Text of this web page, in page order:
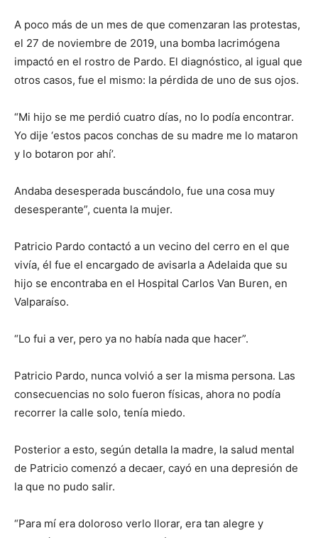
A poco más de un mes de que comenzaran las protestas,
el 27 de noviembre de 2019, una bomba lacrimógena
impactó en el rostro de Pardo. El diagnóstico, al igual que
otros casos, fue el mismo: la pérdida de uno de sus ojos.
“Mi hijo se me perdió cuatro días, no lo podía encontrar.
Yo dije ‘estos pacos conchas de su madre me lo mataron
y lo botaron por ahí’.
Andaba desesperada buscándolo, fue una cosa muy
desesperante”, cuenta la mujer.
Patricio Pardo contactó a un vecino del cerro en el que
vivía, él fue el encargado de avisarla a Adelaida que su
hijo se encontraba en el Hospital Carlos Van Buren, en
Valparaíso.
“Lo fui a ver, pero ya no había nada que hacer”.
Patricio Pardo, nunca volvió a ser la misma persona. Las
consecuencias no solo fueron físicas, ahora no podía
recorrer la calle solo, tenía miedo.
Posterior a esto, según detalla la madre, la salud mental
de Patricio comenzó a decaer, cayó en una depresión de
la que no pudo salir.
“Para mí era doloroso verlo llorar, era tan alegre y